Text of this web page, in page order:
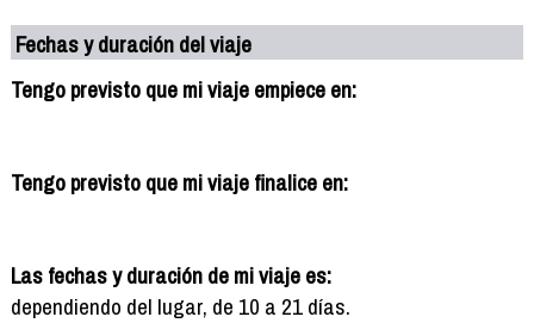
Fechas y duración del viaje
Tengo previsto que mi viaje empiece en:
Tengo previsto que mi viaje finalice en:
Las fechas y duración de mi viaje es:
dependiendo del lugar, de 10 a 21 días.